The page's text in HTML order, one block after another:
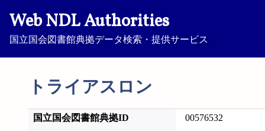
Web NDL Authorities
国立国会図書館典拠データ検索・提供サービス
トライアスロン
国立国会図書館典拠ID 00576532